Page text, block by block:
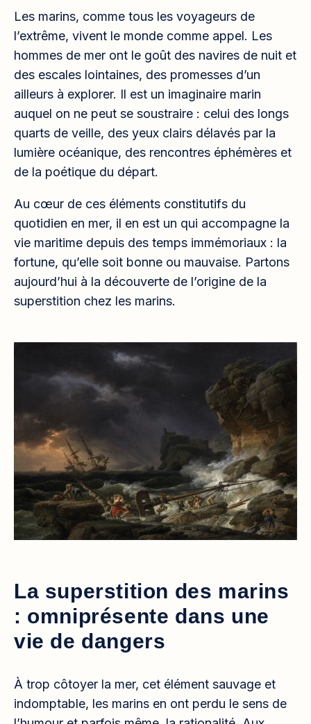
Les marins, comme tous les voyageurs de
l’extrême, vivent le monde comme appel. Les
hommes de mer ont le goût des navires de nuit et
des escales lointaines, des promesses d’un
ailleurs à explorer. Il est un imaginaire marin
auquel on ne peut se soustraire : celui des longs
quarts de veille, des yeux clairs délavés par la
lumière océanique, des rencontres éphémères et
de la poétique du départ.
Au cœur de ces éléments constitutifs du
quotidien en mer, il en est un qui accompagne la
vie maritime depuis des temps immémoriaux : la
fortune, qu’elle soit bonne ou mauvaise. Partons
aujourd’hui à la découverte de l’origine de la
superstition chez les marins.
La superstition des marins
: omniprésente dans une
vie de dangers
À trop côtoyer la mer, cet élément sauvage et
indomptable, les marins en ont perdu le sens de